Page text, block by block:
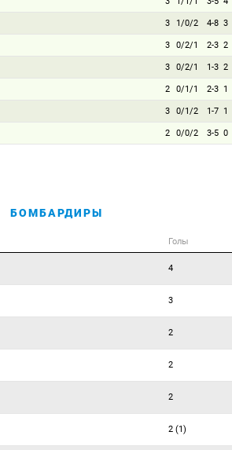
3 1/0/2 4-8 3
3 0/2/1 2-3 2
3 0/2/1 1-3 2
2 0/1/1 2-3 1
3 0/1/2 1-7 1
2 0/0/2 3-5 0
БОМБАРДИРЫ
Голы
4
3
2
2
2
2 (1)